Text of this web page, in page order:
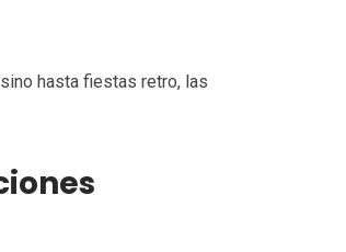
hasta fiestas retro, las